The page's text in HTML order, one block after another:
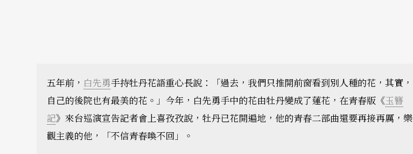
五年前， 白先勇手持牡丹花語重心長說：「過去，我們只推開前窗看到別人種的花，其實，
自己的後院也有最美的花。」今年，白先勇手中的花由牡丹變成了蓮花，在青春版《玉簪
記》來台巡演宣告記者會上喜孜孜說，牡丹已花開遍地，他的青春二部曲還要再接再厲，樂
觀主義的他，「不信青春喚不回」。